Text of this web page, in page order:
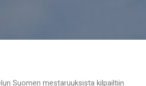
Suomen mestaruuksista kilpailtiin